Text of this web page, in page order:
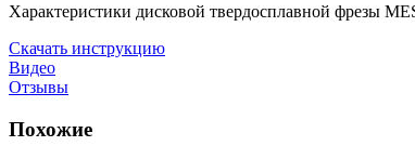
Характеристики дисковой твердосплавной фрезы
Скачать инструкцию
Видео
Отзывы
Похожие